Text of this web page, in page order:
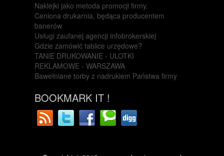
Naklejki jako metoda promocji firmy.
Ceniona drukarnia, będąca producentem
banerów
Usługi zaufanej agencji infobrokerskiej
Gdzie zamówić tablice urzędowe?
TANIE DRUKOWANIE - ULOTKI
REKLAMOWE - WARSZAWA
Bawełniane torby z nadrukiem Państwa firmy
BOOKMARK IT !